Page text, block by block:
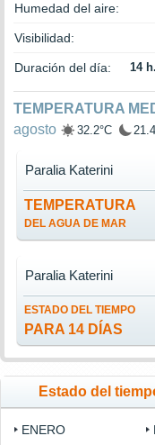
Humedad del aire:
Visibilidad:
Duración del día: 14
TEMPERATURA
agosto
32.2°C
TEMPERATURA
DEL AGUA DE MAR
Paralia Katerini
ESTADO DEL TIEMPO
PARA 14 DÍAS
Paralia Katerini
Estado del
ENERO